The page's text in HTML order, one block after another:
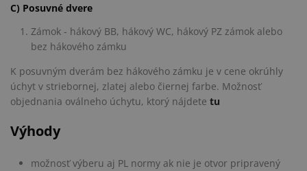
C) Posuvné dvere
Zámok - hákový BB, hákový WC, hákový PZ zámok alebo
bez hákového zámku
K posuvným dverám bez hákového zámku je v cene okrúhly
úchyt v striebornej, zlatej alebo čiernej farbe. Možnosť
objednania oválneho úchytu, ktorý nájdete tu
Výhody
možnosť výberu aj PL normy ak nie je otvor pripravený